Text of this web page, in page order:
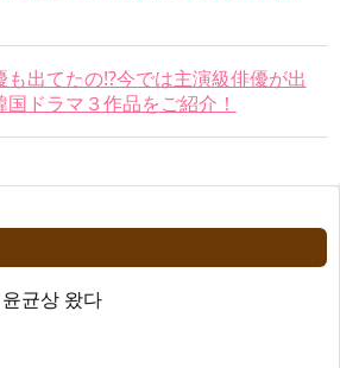
も出てたの⁉今では主演級俳優が出
ドラマ３作品をご紹介！
균상 왔다